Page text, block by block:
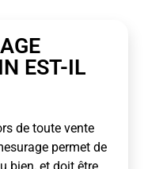
EST-IL
de toute vente
permet de
bien, et doit être